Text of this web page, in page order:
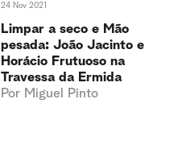
24 Nov 2021
Limpar a seco e Mão
pesada: João Jacinto e
Horácio Frutuoso na
Travessa da Ermida
Por Miguel Pinto